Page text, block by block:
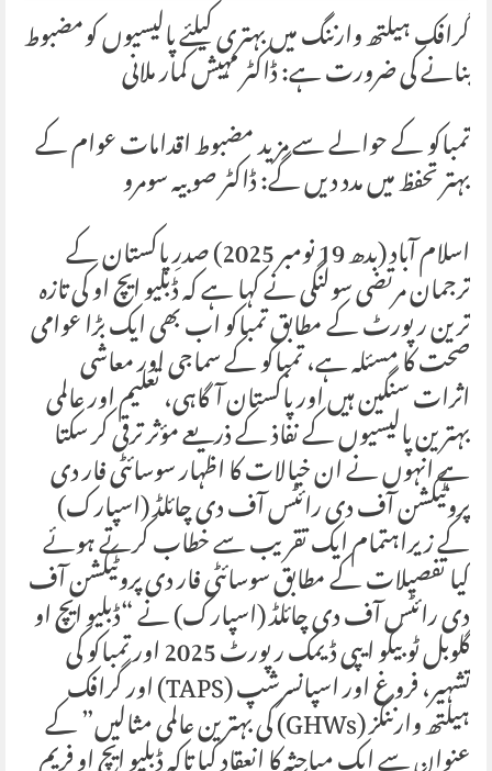
گرافک ہیلتھ وارننگ میں بہتری کیلئے پالیسیوں کومضبوط
بنانے کی ضرورت ہے: ڈاکٹر مہیش کمار ملانی
تمباکو کے حوالے سے مزید مضبوط اقدامات عوام کے
بہتر تحفظ میں مدد دیں گے: ڈاکٹر صوبیہ سومرو
اسلام آباد (بدھ 19 نومبر 2025) صدرِ پاکستان کے
ترجمان مرتضی سولنگی نے کہا ہے کہ ڈبلیو ایچ او کی تازہ
ترین رپورٹ کے مطابق تمباکو اب بھی ایک بڑا عوامی
صحت کا مسئلہ ہے، تمباکو کے سماجی اور معاشی
اثرات سنگین ہیں اور پاکستان آگاہی، تعلیم اور عالمی
بہترین پالیسیوں کے نفاذ کے ذریعے مؤثر ترقی کر سکتا
ہے انہوں نے ان خیالات کا اظہار سوسائٹی فار دی
پروٹیکشن آف دی رائٹس آف دی چائلڈ (اسپارک)
کے زیراہتمام ایک تقریب سے خطاب کرتے ہوئے
کیاـ تفصیلات کے مطابق سوسائٹی فار دی پروٹیکشن آف
دی رائٹس آف دی چائلڈ (اسپارک) نے “ڈبلیو ایچ او
گلوبل ٹوبیکو ایپی ڈیمک رپورٹ 2025 اور تمباکو کی
تشہیر، فروغ اور اسپانسرشپ (TAPS) اور گرافک
ہیلتھ وارننگز (GHWs) کی بہترین عالمی مثالیں” کے